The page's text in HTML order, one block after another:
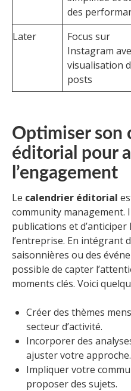
des
Later
Focus sur
Instagram
visualisation
posts
Optimiser son
éditorial pour
l’engagement
Le calendrier éditorial
community management.
publications et
l’entreprise. En intégrant
saisonnières ou des
possible de capter
moments clés. Voici
Créer des thèmes
secteur d’activité.
Incorporer des
ajuster votre approche.
Impliquer votre
proposer des sujets.